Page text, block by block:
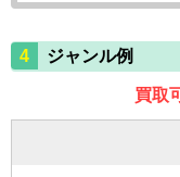
ジャンル例
買取